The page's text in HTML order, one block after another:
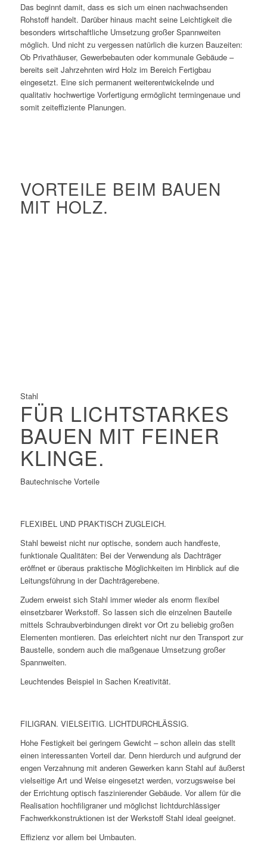
Das beginnt damit, dass es sich um einen nachwachsenden
Rohstoff handelt. Darüber hinaus macht seine Leichtigkeit die
besonders wirtschaftliche Umsetzung großer Spannweiten
möglich. Und nicht zu vergessen natürlich die kurzen Bauzeiten:
Ob Privathäuser, Gewerbebauten oder kommunale Gebäude –
bereits seit Jahrzehnten wird Holz im Bereich Fertigbau
eingesetzt. Eine sich permanent weiterentwickelnde und
qualitativ hochwertige Vorfertigung ermöglicht termingenaue und
somit zeiteffiziente Planungen.
VORTEILE BEIM BAUEN
MIT HOLZ.
Stahl
FÜR LICHTSTARKES
BAUEN MIT FEINER
KLINGE.
Bautechnische Vorteile
FLEXIBEL UND PRAKTISCH ZUGLEICH.
Stahl beweist nicht nur optische, sondern auch handfeste,
funktionale Qualitäten: Bei der Verwendung als Dachträger
eröffnet er überaus praktische Möglichkeiten im Hinblick auf die
Leitungsführung in der Dachträgerebene.
Zudem erweist sich Stahl immer wieder als enorm flexibel
einsetzbarer Werkstoff. So lassen sich die einzelnen Bauteile
mittels Schraubverbindungen direkt vor Ort zu beliebig großen
Elementen montieren. Das erleichtert nicht nur den Transport zur
Baustelle, sondern auch die maßgenaue Umsetzung großer
Spannweiten.
Leuchtendes Beispiel in Sachen Kreativität.
FILIGRAN. VIELSEITIG. LICHTDURCHLÄSSIG.
Hohe Festigkeit bei geringem Gewicht – schon allein das stellt
einen interessanten Vorteil dar. Denn hierdurch und aufgrund der
engen Verzahnung mit anderen Gewerken kann Stahl auf äußerst
vielseitige Art und Weise eingesetzt werden, vorzugsweise bei
der Errichtung optisch faszinierender Gebäude. Vor allem für die
Realisation hochfiligraner und möglichst lichtdurchlässiger
Fachwerkkonstruktionen ist der Werkstoff Stahl ideal geeignet.
Effizienz vor allem bei Umbauten.